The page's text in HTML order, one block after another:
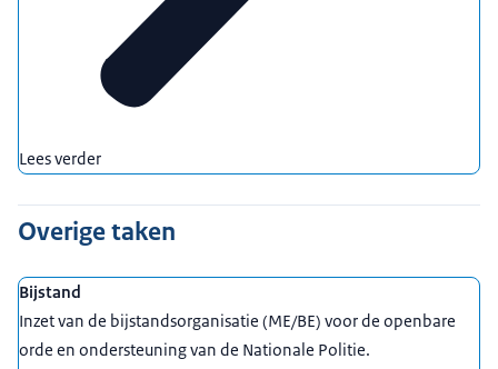
Lees verder
Overige taken
Bijstand
Inzet van de bijstandsorganisatie (ME/BE) voor de openbare
orde en ondersteuning van de Nationale Politie.